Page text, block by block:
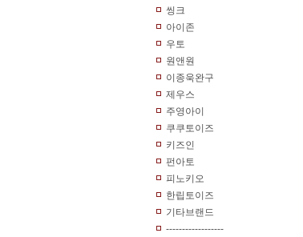
씽크
아이존
우토
원앤원
이종욱완구
제우스
주영아이
쿠쿠토이즈
키즈인
펀아토
피노키오
한립토이즈
기타브랜드
------------------